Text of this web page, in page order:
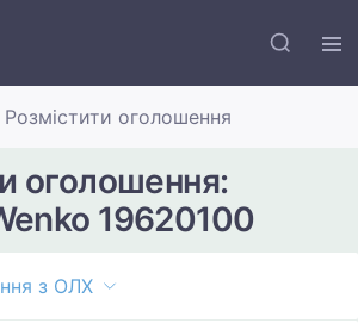
Розмістити оголошення
оголошення:
19620100
з ОЛХ